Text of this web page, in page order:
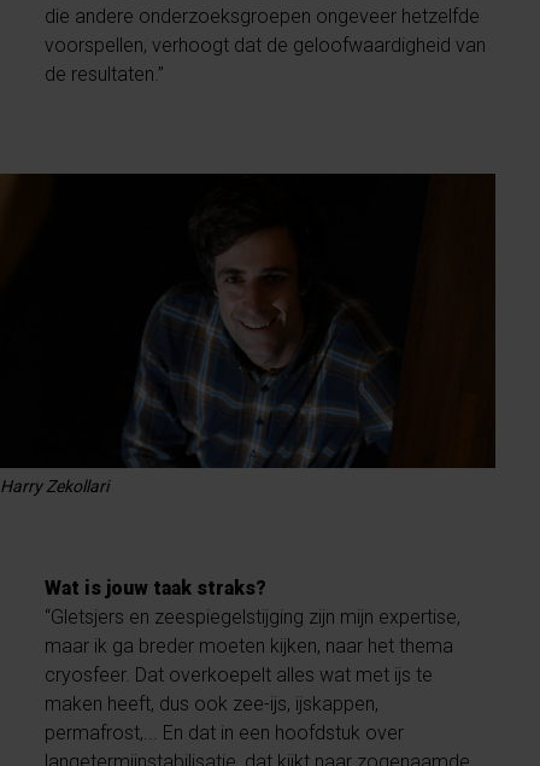
die andere onderzoeksgroepen ongeveer hetzelfde
voorspellen, verhoogt dat de geloofwaardigheid van
de resultaten.”
Harry Zekollari
Wat is jouw taak straks?
“Gletsjers en zeespiegelstijging zijn mijn expertise,
maar ik ga breder moeten kijken, naar het thema
cryosfeer. Dat overkoepelt alles wat met ijs te
maken heeft, dus ook zee-ijs, ijskappen,
permafrost,... En dat in een hoofdstuk over